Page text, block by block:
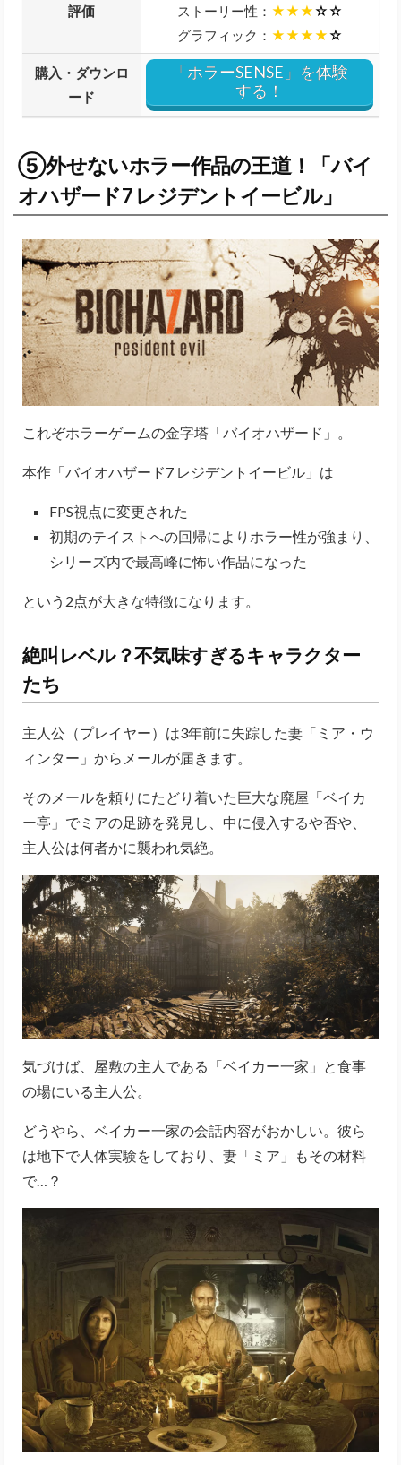
評価
ストーリー性： ★★★☆☆
グラフィック： ★★★★☆
購入・ダウンロ
ード
「ホラーSENSE」を体験
する！
⑤外せないホラー作品の王道！「バイ
オハザード7 レジデントイービル」
これぞホラーゲームの金字塔「バイオハザード」。
本作「バイオハザード7 レジデントイービル」は
FPS視点に変更された
初期のテイストへの回帰によりホラー性が強まり、
シリーズ内で最高峰に怖い作品になった
という2点が大きな特徴になります。
絶叫レベル？不気味すぎるキャラクター
たち
主人公（プレイヤー）は3年前に失踪した妻「ミア・ウ
ィンター」からメールが届きます。
そのメールを頼りにたどり着いた巨大な廃屋「ベイカ
ー亭」でミアの足跡を発見し、中に侵入するや否や、
主人公は何者かに襲われ気絶。
気づけば、屋敷の主人である「ベイカー一家」と食事
の場にいる主人公。
どうやら、ベイカー一家の会話内容がおかしい。彼ら
は地下で人体実験をしており、妻「ミア」もその材料
で…？